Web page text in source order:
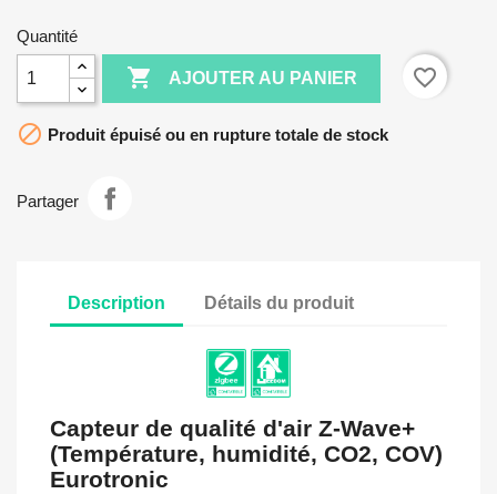
Quantité
 AJOUTER AU PANIER favorite_border
 Produit épuisé ou en rupture totale de stock
Partager
Description Détails du produit
Capteur de qualité d'air Z-Wave+
(Température, humidité, CO2, COV)
Eurotronic